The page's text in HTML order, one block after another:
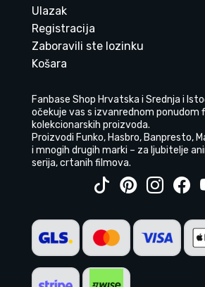
Ulazak
Registracija
Zaboravili ste lozinku
Košara
Fanbase Shop Hrvatska i Srednja i
očekuje vas s izvanrednom ponudom
kolekcionarskih proizvoda.
Proizvodi Funko, Hasbro, Banpresto,
i mnogih drugih marki – za ljubitelje
serija, crtanih filmova.